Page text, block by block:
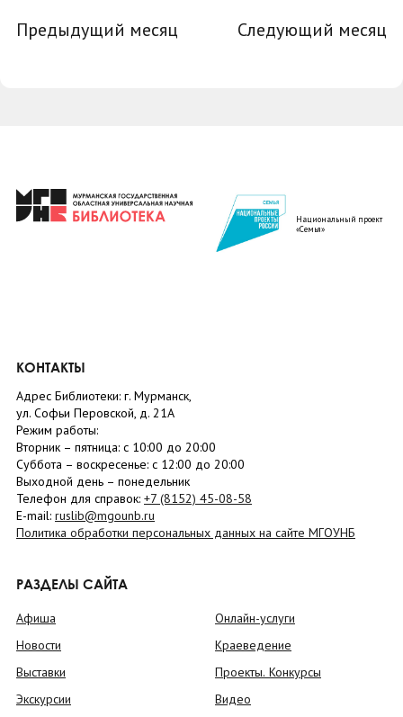
Предыдущий месяц Следующий месяц
Национальный проект
«Семья»
КОНТАКТЫ
Адрес Библиотеки: г. Мурманск,
ул. Софьи Перовской, д. 21А
Режим работы:
Вторник – пятница: с 10:00 до 20:00
Суббота – воскресенье: c 12:00 до 20:00
Выходной день – понедельник
Телефон для справок: +7 (8152) 45-08-58
E-mail: ruslib@mgounb.ru
Политика обработки персональных данных на сайте МГОУНБ
РАЗДЕЛЫ САЙТА
Афиша
Новости
Выставки
Экскурсии
Онлайн-услуги
Краеведение
Проекты. Конкурсы
Видео